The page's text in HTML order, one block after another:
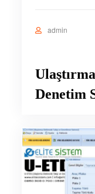
admin
Denetim